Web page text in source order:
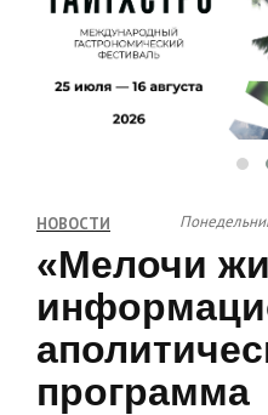
НОВОСТИ
«Мелочи
программа